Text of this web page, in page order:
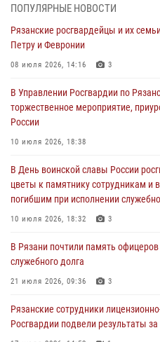
27 июля 2026, 15:26
Офицер вневедомственной охраны
рассказал о службе во
23 июля 2026, 09:02
В Рязани почтили память офицеров
служебного долга
Росгвардии подвели результаты
17 июля 2026, 14:52 1
Вневедомственная охрана подвела
ПОПУЛЯРНЫЕ НОВОСТИ
Рязанские росгвардейцы и их
Петру и Февронии
08 июля 2026, 14:16 3
В Управлении Росгвардии по
торжественное мероприятие,
России
10 июля 2026, 18:38
В День воинской славы России
цветы к памятнику сотрудникам и
погибшим при исполнении
10 июля 2026, 18:32 3
В Рязани почтили память
служебного долга
21 июля 2026, 09:36 3
Рязанские сотрудники
Росгвардии подвели результаты